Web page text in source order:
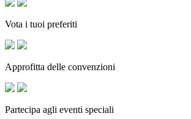
Vota i tuoi preferiti
Approfitta delle convenzioni
Partecipa agli eventi speciali